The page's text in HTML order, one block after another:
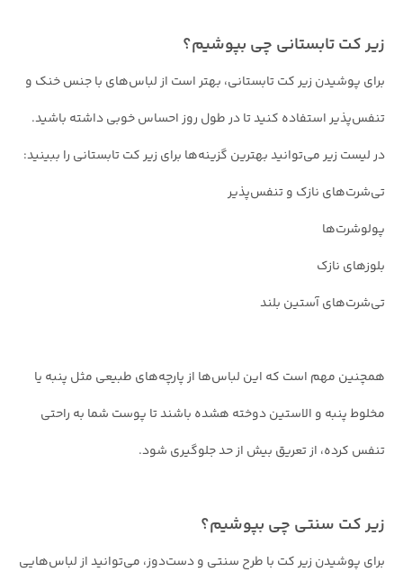
زیر کت تابستانی چی بپوشیم؟
برای پوشیدن زیر کت تابستانی، بهتر است از لباس‌های با جنس خنک و
تنفس‌پذیر استفاده کنید تا در طول روز احساس خوبی داشته باشید.
در لیست زیر می‌توانید بهترین گزینه‌ها برای زیر کت تابستانی را ببینید:
تی‌شرت‌های نازک و تنفس‌پذیر
پولوشرت‌ها
بلوزهای نازک
تی‌شرت‌های آستین بلند
همچنین مهم است که این لباس‌ها از پارچه‌های طبیعی مثل پنبه یا
مخلوط پنبه و الاستین دوخته هشده باشند تا پوست شما به راحتی
تنفس کرده، از تعریق بیش از حد جلوگیری شود.
زیر کت سنتی چی بپوشیم؟
برای پوشیدن زیر کت با طرح سنتی و دست‌دوز، می‌توانید از لباس‌هایی